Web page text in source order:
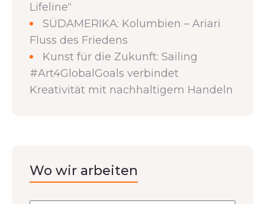
Lifeline“
SÜDAMERIKA: Kolumbien – Ariari
Fluss des Friedens
Kunst für die Zukunft: Sailing
#Art4GlobalGoals verbindet
Kreativität mit nachhaltigem Handeln
Wo wir arbeiten